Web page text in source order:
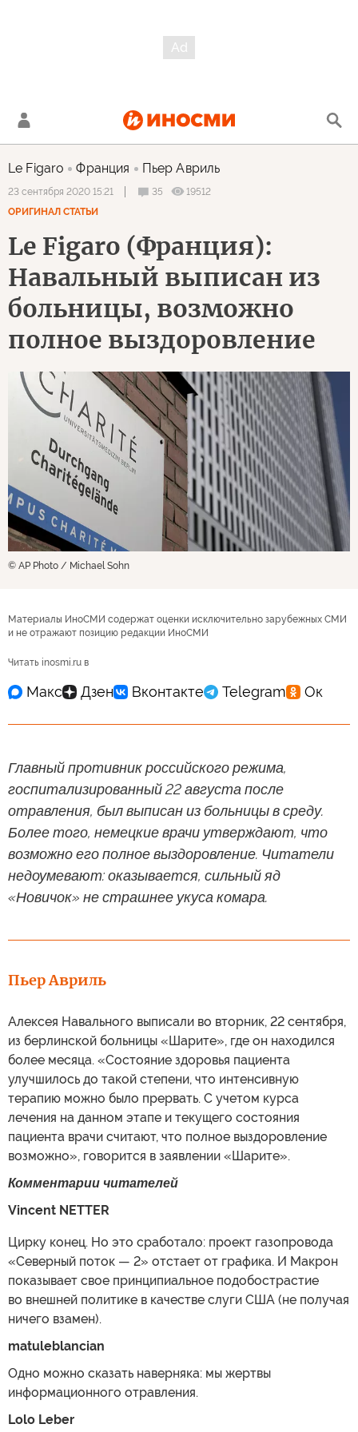
Le Figaro Франция Пьер Авриль
23 сентября 2020 15:21 35
19512
ОРИГИНАЛ СТАТЬИ
Le Figaro (Франция):
Навальный выписан из
больницы, возможно
полное выздоровление
© AP Photo / Michael Sohn
Материалы ИноСМИ содержат оценки исключительно зарубежных СМИ
и не отражают позицию редакции ИноСМИ
Читать inosmi.ru в
Главный противник российского режима,
госпитализированный 22 августа после
отравления, был выписан из больницы в среду.
Более того, немецкие врачи утверждают, что
возможно его полное выздоровление. Читатели
недоумевают: оказывается, сильный яд
«Новичок» не страшнее укуса комара.
Пьер Авриль
Алексея Навального выписали во вторник, 22 сентября,
из берлинской больницы «Шарите», где он находился
более месяца. «Состояние здоровья пациента
улучшилось до такой степени, что интенсивную
терапию можно было прервать. С учетом курса
лечения на данном этапе и текущего состояния
пациента врачи считают, что полное выздоровление
возможно», говорится в заявлении «Шарите».
Комментарии читателей
Vincent NETTER
Цирку конец. Но это сработало: проект газопровода
«Северный поток — 2» отстает от графика. И Макрон
показывает свое принципиальное подобострастие
во внешней политике в качестве слуги США (не получая
ничего взамен).
matuleblancian
Одно можно сказать наверняка: мы жертвы
информационного отравления.
Lolo Leber